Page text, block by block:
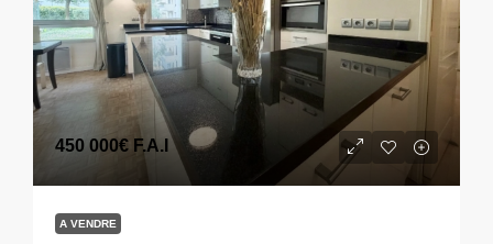
450 000€ F.A.I
A VENDRE